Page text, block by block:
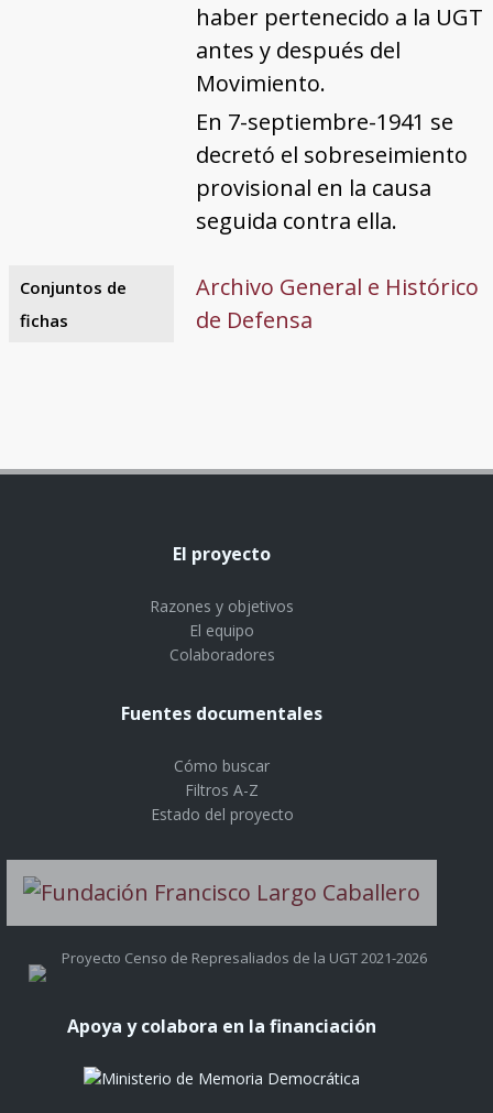
haber pertenecido a la UGT
antes y después del
Movimiento.
En 7-septiembre-1941 se
decretó el sobreseimiento
provisional en la causa
seguida contra ella.
Conjuntos de
fichas
Archivo General e Histórico
de Defensa
El proyecto
Razones y objetivos
El equipo
Colaboradores
Fuentes documentales
Cómo buscar
Filtros A-Z
Estado del proyecto
Proyecto Censo de Represaliados de la UGT 2021-2026
Apoya y colabora en la financiación